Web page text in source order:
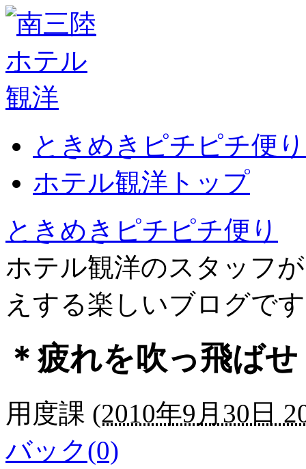
ときめきピチピチ便
ホテル観洋トップ
ときめきピチピチ便り
ホテル観洋のスタッフ
えする楽しいブログで
＊疲れを吹っ飛ばせ
用度課 (2010年9月30日
バック(0)